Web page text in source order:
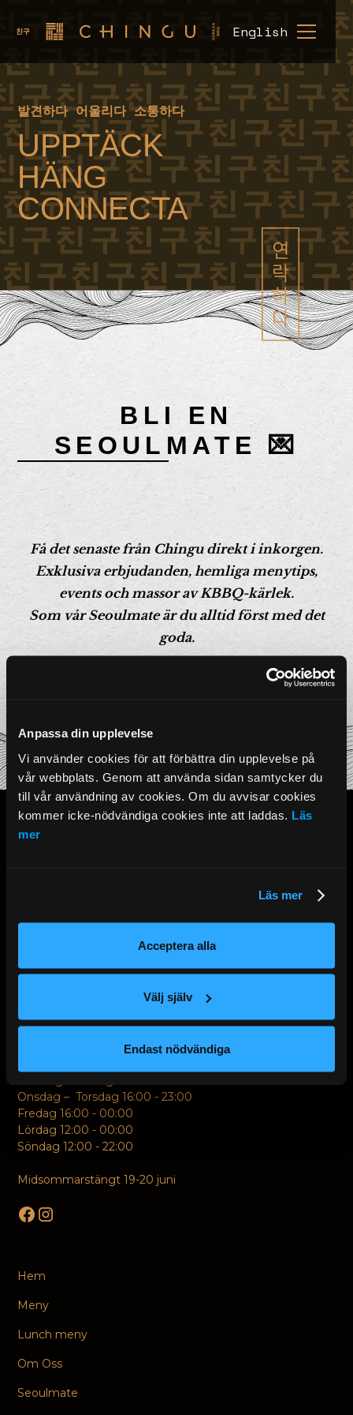
Anpassa din upplevelse
Vi använder cookies för att förbättra din upplevelse på
vår webbplats. Genom att använda sidan samtycker du
till vår användning av cookies. Om du avvisar cookies
kommer icke-nödvändiga cookies inte att laddas. Läs
mer
Läs mer
Acceptera alla
Välj själv
Endast nödvändiga
English
HEM
MENY
LUNCH
MENY
OM
OSS
BOKA
BORD
SEOULMATE
KARRIÄR
SOJU
발견하다 어울리다 소통하다
UPPTÄCK
HÄNG
CONNECTA
BLI EN
SEOULMATE 💌
Få det senaste från Chingu direkt i inkorgen.
Exklusiva erbjudanden, hemliga menytips,
events och massor av KBBQ-kärlek.
Som vårSeoulmateär du alltid först med det
goda.
Adress:
+46 8-101021
kontakt@restaurangchingu.se
Öppettider:
Lunch
Måndag – Fredag 11:00 - 14:30
Onsdag – Torsdag 16:00 - 23:00
Fredag 16:00 - 00:00
Lördag 12:00 - 00:00
Söndag 12:00 - 22:00
Midsommarstängt 19-20 juni
Hem
Meny
Lunch meny
Om Oss
Seoulmate